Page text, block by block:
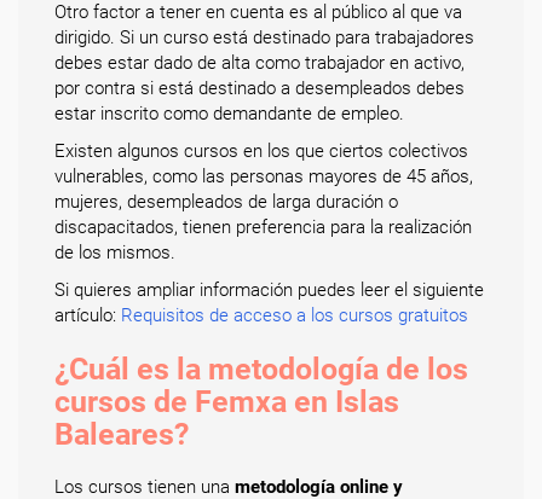
Otro factor a tener en cuenta es al público al que va
dirigido. Si un curso está destinado para trabajadores
debes estar dado de alta como trabajador en activo,
por contra si está destinado a desempleados debes
estar inscrito como demandante de empleo.
Existen algunos cursos en los que ciertos colectivos
vulnerables, como las personas mayores de 45 años,
mujeres, desempleados de larga duración o
discapacitados, tienen preferencia para la realización
de los mismos.
Si quieres ampliar información puedes leer el siguiente
artículo: Requisitos de acceso a los cursos gratuitos
¿Cuál es la metodología de los
cursos de Femxa en Islas
Baleares?
Los cursos tienen una metodología online y